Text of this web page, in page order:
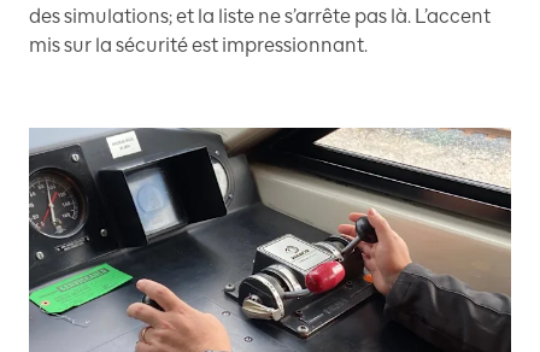
des simulations; et la liste ne s’arrête pas là. L’accent
mis sur la sécurité est impressionnant.